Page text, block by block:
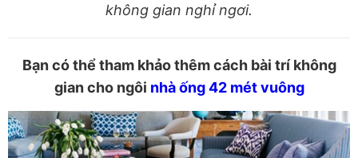
không gian nghỉ ngơi.
Bạn có thể tham khảo thêm cách bài trí không
gian cho ngôi nhà ống 42 mét vuông